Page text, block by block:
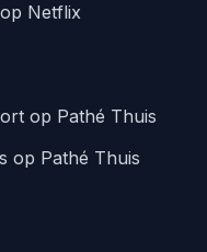
Netflix
op Pathé Thuis
op Pathé Thuis